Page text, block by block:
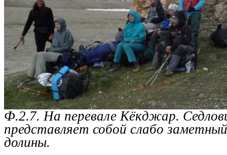
Ф.2.7. На перевале Кёкджар.
представляет собой слабо
долины.